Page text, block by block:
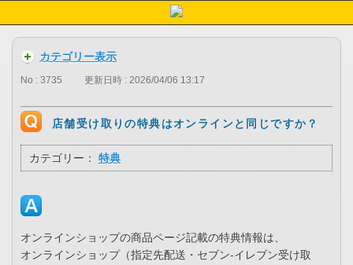
カテゴリー表示
No : 3735 更新日時 : 2026/04/06 13:17
店舗受け取りの特典はオンラインと同じですか？
カテゴリー： 特典
オンラインショップの商品ページ記載の特典情報は、
オンラインショップ（指定先配送・セブン-イレブン受け取